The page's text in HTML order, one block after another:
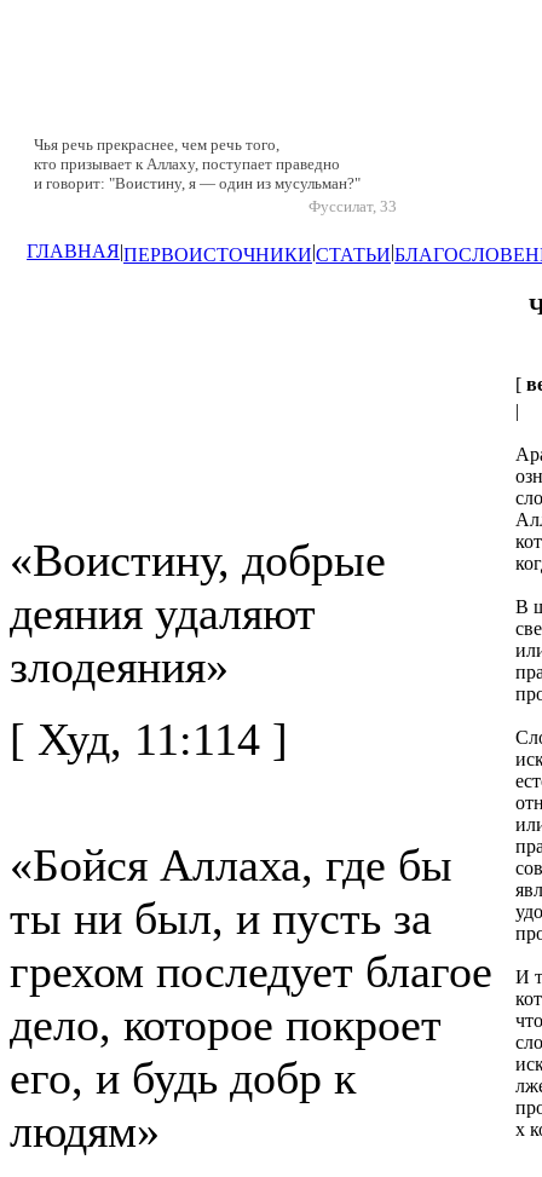
Чья речь прекраснее, чем речь того,
кто призывает к Аллаху, поступает праведно
и говорит: "Воистину, я — один из мусульман?"
Фуссилат, 33
ГЛАВНАЯ|ПЕРВОИСТОЧНИКИ|СТАТЬИ|
«Воистину, добрые
деяния удаляют
злодеяния»
[ Худ, 11:114 ]
«Бойся Аллаха, где бы
ты ни был, и пусть за
грехом последует благое
дело, которое покроет
его, и будь добр к
людям»
[
|
В
И
х